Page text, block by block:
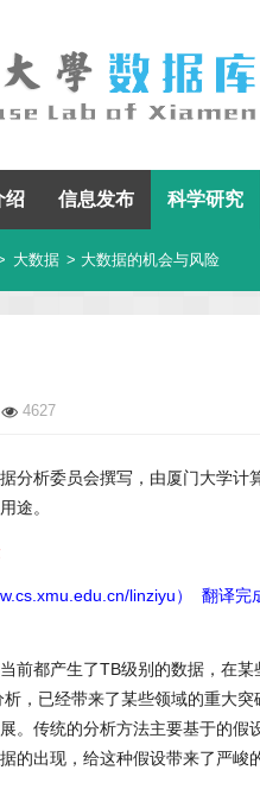
绍 信息发布 科学研究
大数据 > 大数据的机会与风险
4627
分析委员会撰写，由厦门大学计
途。
linziyu） 翻译完
前都产生了TB级别的数据，在某
，已经带来了某些领域的重大
。传统的分析方法主要基于的假
的出现，给这种假设带来了严峻